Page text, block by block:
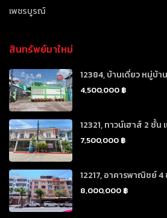
เพชรบูรณ์
สินทรัพย์มาใหม่
12384, บ้านเดี่ยว หมู่บ้า
4,500,000 ฿
12321, ทาวน์เฮาส์ 2 ชั้น
7,500,000 ฿
12217, อาคารพาณิชย์ 4
8,000,000 ฿